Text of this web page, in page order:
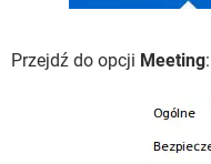
Przejdź do opcji Meeting: